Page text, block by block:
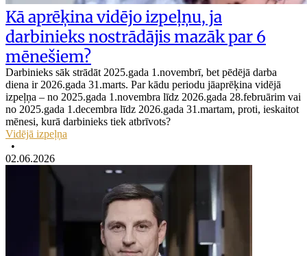
Kā aprēķina vidējo izpeļņu, ja
darbinieks nostrādājis mazāk par 6
mēnešiem?
Darbinieks sāk strādāt 2025.gada 1.novembrī, bet pēdējā darba
diena ir 2026.gada 31.marts. Par kādu periodu jāaprēķina vidējā
izpeļņa – no 2025.gada 1.novembra līdz 2026.gada 28.februārim vai
no 2025.gada 1.decembra līdz 2026.gada 31.martam, proti, ieskaitot
mēnesi, kurā darbinieks tiek atbrīvots?
Vidējā izpeļņa
•
02.06.2026